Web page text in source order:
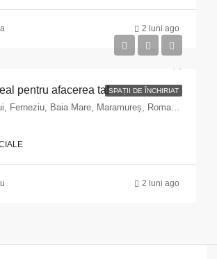
2 luni ago
SPAȚII DE ÎNCHIRIAT
pentru afacerea ta!
Strada Barajului, Ferneziu, Baia Mare, Maramureș, Romania
2 luni ago